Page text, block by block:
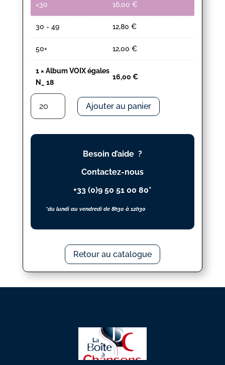
<30 16,00 €
30 - 49 12,80 €
50+ 12,00 €
1× Album VOIX égales
N_ 18
16,00 €
quantité
Album
VOIX
Ajouter au panier
Besoin d’aide ?
Contactez-nous
+33 (0)9 50 51 00 80*
*du lundi au vendredi de 8h30 à 12h30
Retour au catalogue